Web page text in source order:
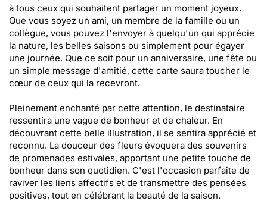
à tous ceux qui souhaitent partager un moment joyeux.
Que vous soyez un ami, un membre de la famille ou un
collègue, vous pouvez l'envoyer à quelqu'un qui apprécie
la nature, les belles saisons ou simplement pour égayer
une journée. Que ce soit pour un anniversaire, une fête ou
un simple message d'amitié, cette carte saura toucher le
cœur de ceux qui la recevront.
Pleinement enchanté par cette attention, le destinataire
ressentira une vague de bonheur et de chaleur. En
découvrant cette belle illustration, il se sentira apprécié et
reconnu. La douceur des fleurs évoquera des souvenirs
de promenades estivales, apportant une petite touche de
bonheur dans son quotidien. C'est l'occasion parfaite de
raviver les liens affectifs et de transmettre des pensées
positives, tout en célébrant la beauté de la saison.